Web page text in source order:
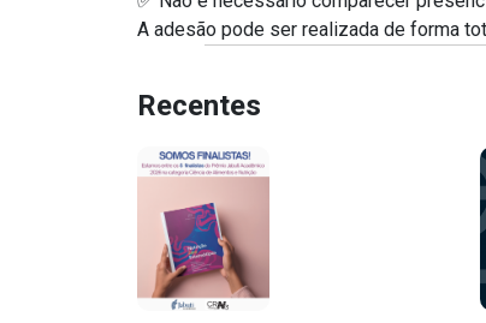
A adesão pode ser realizada de forma
Recentes